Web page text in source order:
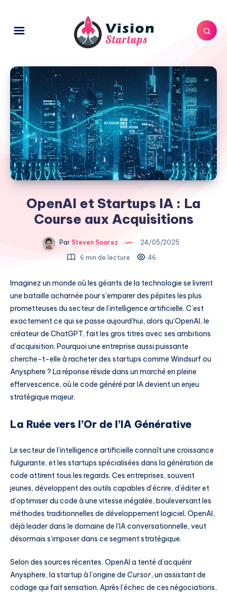
OpenAI et Startups IA : La
Course aux Acquisitions
Par Steven Soarez
24/05/2025
6 min de lecture
46
Imaginez un monde où les géants de la technologie se livrent
une bataille acharnée pour s’emparer des pépites les plus
prometteuses du secteur de l’intelligence artificielle. C’est
exactement ce qui se passe aujourd’hui, alors qu’OpenAI, le
créateur de ChatGPT, fait les gros titres avec ses ambitions
d’acquisition. Pourquoi une entreprise aussi puissante
cherche-t-elle à racheter des startups comme Windsurf ou
Anysphere ? La réponse réside dans un marché en pleine
effervescence, où le code généré par IA devient un enjeu
stratégique majeur.
La Ruée vers l’Or de l’IA Générative
Le secteur de l’intelligence artificielle connaît une croissance
fulgurante, et les startups spécialisées dans la génération de
code attirent tous les regards. Ces entreprises, souvent
jeunes, développent des outils capables d’écrire, d’éditer et
d’optimiser du code à une vitesse inégalée, bouleversant les
méthodes traditionnelles de développement logiciel. OpenAI,
déjà leader dans le domaine de l’IA conversationnelle, veut
désormais s’imposer dans ce segment stratégique.
Selon des sources récentes, OpenAI a tenté d’acquérir
Anysphere, la startup à l’origine de Cursor, un assistant de
codage qui fait sensation. Après l’échec de ces négociations,